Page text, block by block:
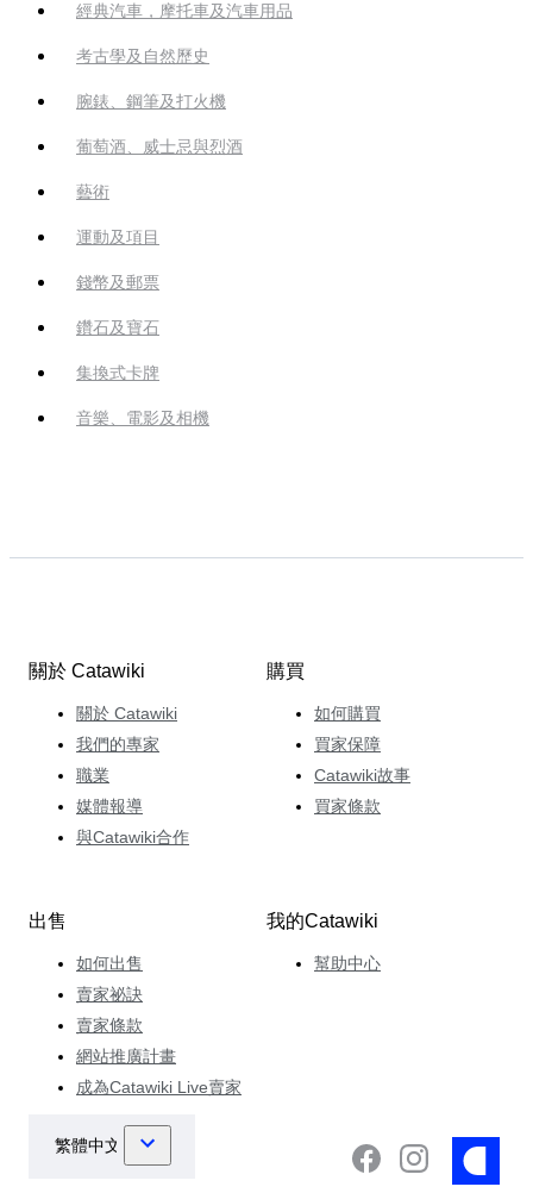
經典汽車，摩托車及汽車用品
考古學及自然歷史
腕錶、鋼筆及打火機
葡萄酒、威士忌與烈酒
藝術
運動及項目
錢幣及郵票
鑽石及寶石
集換式卡牌
音樂、電影及相機
關於 Catawiki
關於 Catawiki
我們的專家
職業
媒體報導
與Catawiki合作
購買
如何購買
買家保障
Catawiki故事
買家條款
出售
如何出售
賣家祕訣
賣家條款
網站推廣計畫
成為Catawiki Live賣家
我的Catawiki
幫助中心